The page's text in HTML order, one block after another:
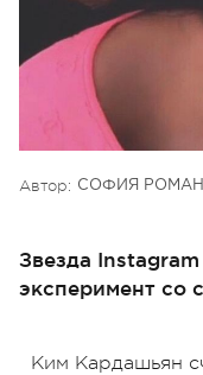
Автор: СОФИЯ
Звезда
эксперимент со
Ким Кардашьян